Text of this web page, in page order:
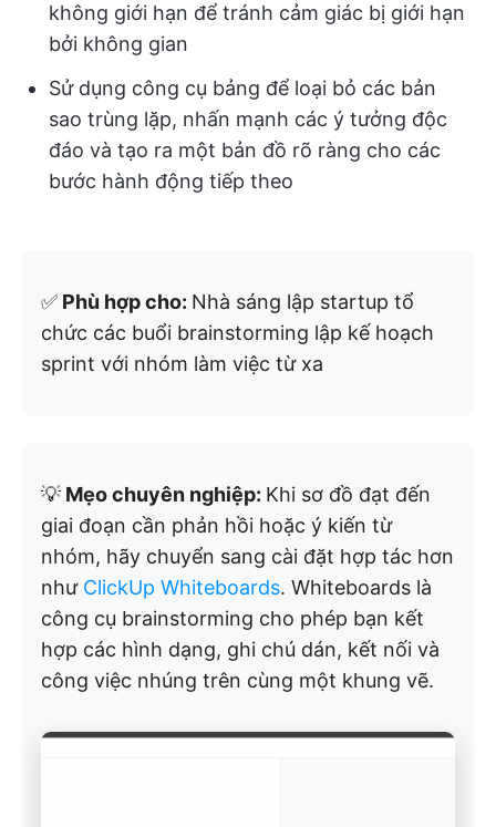
không giới hạn để tránh cảm giác bị giới hạn
bởi không gian
Sử dụng công cụ bảng để loại bỏ các bản
sao trùng lặp, nhấn mạnh các ý tưởng độc
đáo và tạo ra một bản đồ rõ ràng cho các
bước hành động tiếp theo
✅ Phù hợp cho: Nhà sáng lập startup tổ
chức các buổi brainstorming lập kế hoạch
sprint với nhóm làm việc từ xa
💡 Mẹo chuyên nghiệp: Khi sơ đồ đạt đến
giai đoạn cần phản hồi hoặc ý kiến từ
nhóm, hãy chuyển sang cài đặt hợp tác hơn
như ClickUp Whiteboards. Whiteboards là
công cụ brainstorming cho phép bạn kết
hợp các hình dạng, ghi chú dán, kết nối và
công việc nhúng trên cùng một khung vẽ.